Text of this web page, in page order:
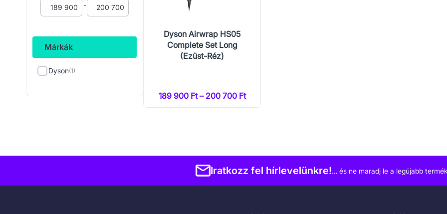
-
Márkák
Dyson(1)
Dyson Airwrap HS05
Complete Set Long
(Ezüst-Réz)
189 900 Ft – 200 700 Ft
Iratkozz fel hírlevelünkre!… és ne maradj le a legújabb